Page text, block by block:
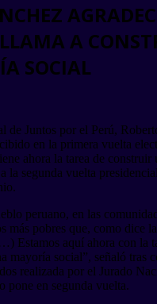
A
SOCIAL
de Juntos por el Perú,
en la primera vuelta
ahora la tarea de construir
la segunda vuelta
peruano, en las
más pobres que, como dice
Estamos aquí ahora con la
mayoría social”, señaló tras
realizada por el Jurado
pone en segunda vuelta.